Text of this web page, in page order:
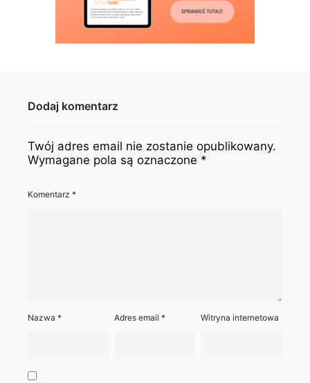
Dodaj komentarz
Twój adres email nie zostanie opublikowany.
Wymagane pola są oznaczone *
Komentarz *
Nazwa * Adres email* Witryna internetowa